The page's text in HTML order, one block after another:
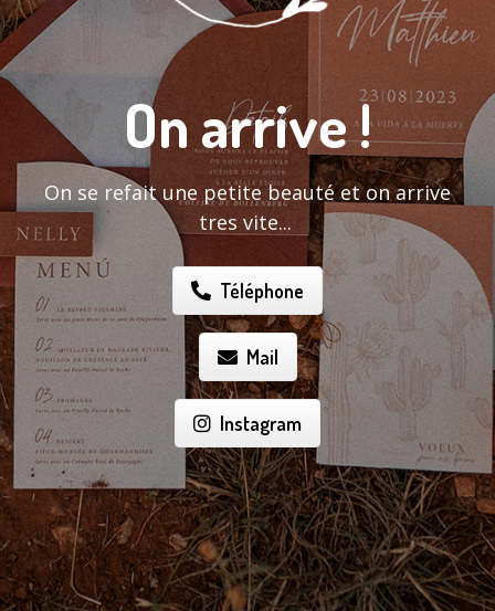
On arrive !
On se refait une petite beauté et on arrive
tres vite...
Téléphone
Mail
Instagram